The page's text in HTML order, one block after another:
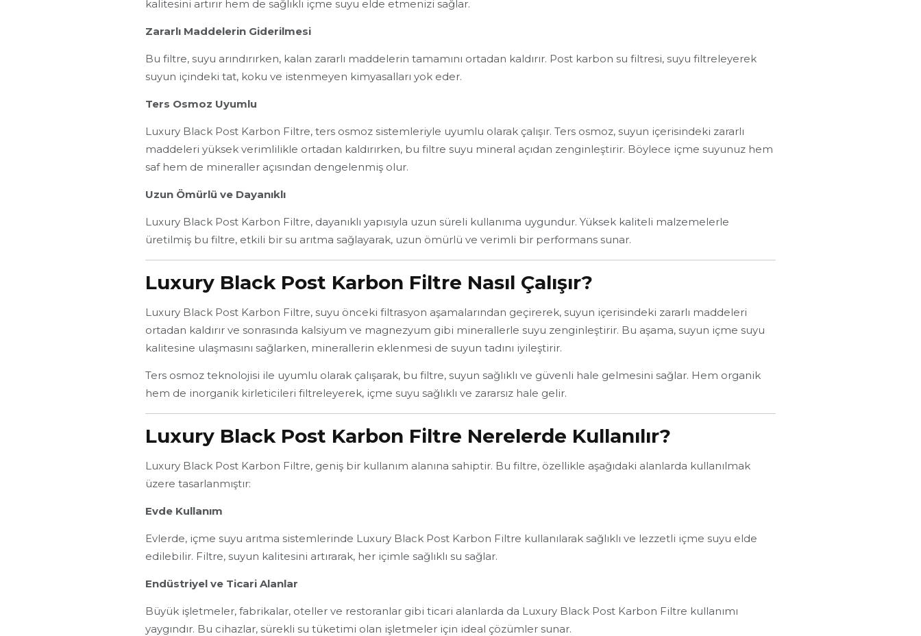
kalitesini artırır hem de sağlıklı içme suyu elde etmenizi sağlar.
Zararlı Maddelerin Giderilmesi
Bu filtre, suyu arındırırken, kalan zararlı maddelerin tamamını ortadan kaldırır. Post karbon su filtresi, suyu filtreleyerek
suyun içindeki tat, koku ve istenmeyen kimyasalları yok eder.
Ters Osmoz Uyumlu
Luxury Black Post Karbon Filtre, ters osmoz sistemleriyle uyumlu olarak çalışır. Ters osmoz, suyun içerisindeki zararlı
maddeleri yüksek verimlilikle ortadan kaldırırken, bu filtre suyu mineral açıdan zenginleştirir. Böylece içme suyunuz hem
saf hem de mineraller açısından dengelenmiş olur.
Uzun Ömürlü ve Dayanıklı
Luxury Black Post Karbon Filtre, dayanıklı yapısıyla uzun süreli kullanıma uygundur. Yüksek kaliteli malzemelerle
üretilmiş bu filtre, etkili bir su arıtma sağlayarak, uzun ömürlü ve verimli bir performans sunar.
Luxury Black Post Karbon Filtre Nasıl Çalışır?
Luxury Black Post Karbon Filtre, suyu önceki filtrasyon aşamalarından geçirerek, suyun içerisindeki zararlı maddeleri
ortadan kaldırır ve sonrasında kalsiyum ve magnezyum gibi minerallerle suyu zenginleştirir. Bu aşama, suyun içme suyu
kalitesine ulaşmasını sağlarken, minerallerin eklenmesi de suyun tadını iyileştirir.
Ters osmoz teknolojisi ile uyumlu olarak çalışarak, bu filtre, suyun sağlıklı ve güvenli hale gelmesini sağlar. Hem organik
hem de inorganik kirleticileri filtreleyerek, içme suyu sağlıklı ve zararsız hale gelir.
Luxury Black Post Karbon Filtre Nerelerde Kullanılır?
Luxury Black Post Karbon Filtre, geniş bir kullanım alanına sahiptir. Bu filtre, özellikle aşağıdaki alanlarda kullanılmak
üzere tasarlanmıştır:
Evde Kullanım
Evlerde, içme suyu arıtma sistemlerinde Luxury Black Post Karbon Filtre kullanılarak sağlıklı ve lezzetli içme suyu elde
edilebilir. Filtre, suyun kalitesini artırarak, her içimle sağlıklı su sağlar.
Endüstriyel ve Ticari Alanlar
Büyük işletmeler, fabrikalar, oteller ve restoranlar gibi ticari alanlarda da Luxury Black Post Karbon Filtre kullanımı
yaygındır. Bu cihazlar, sürekli su tüketimi olan işletmeler için ideal çözümler sunar.